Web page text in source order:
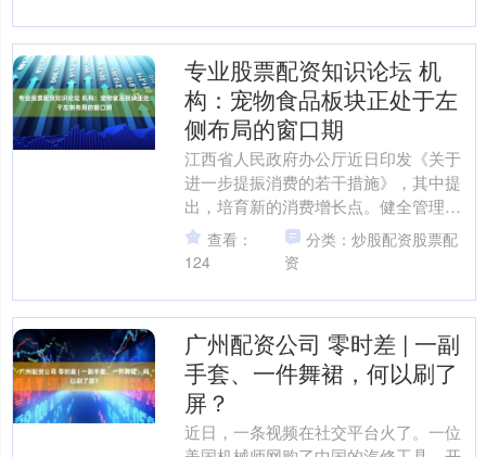
专业股票配资知识论坛 机
构：宠物食品板块正处于左
侧布局的窗口期
江西省人民政府办公厅近日印发《关于
进一步提振消费的若干措施》，其中提
出，培育新的消费增长点。健全管理制
度，规范商务领域单用途预付消费卡管
理，落实资金存管制度，推....
查看：
124
分类：炒股配资股票配
资
广州配资公司 零时差 | 一副
手套、一件舞裙，何以刷了
屏？
近日，一条视频在社交平台火了。一位